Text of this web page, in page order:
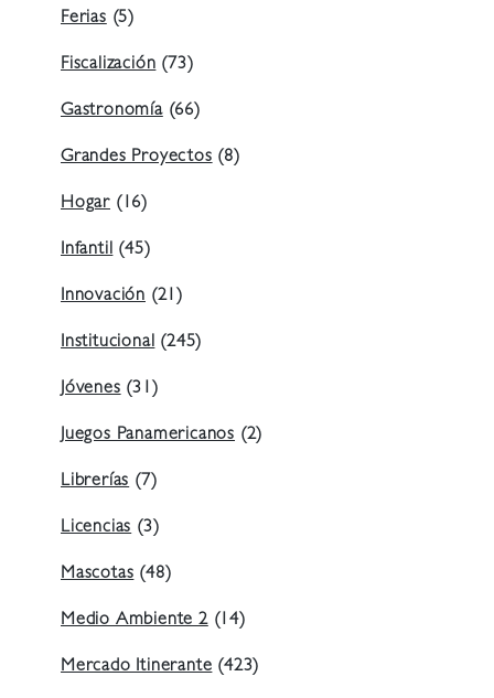
Ferias (5)
Fiscalización (73)
Gastronomía(66)
Grandes Proyectos (8)
Hogar (16)
Infantil (45)
Innovación (21)
Institucional (245)
Jóvenes (31)
Juegos Panamericanos (2)
Librerías (7)
Licencias (3)
Mascotas (48)
Medio Ambiente 2(14)
Mercado Itinerante (423)